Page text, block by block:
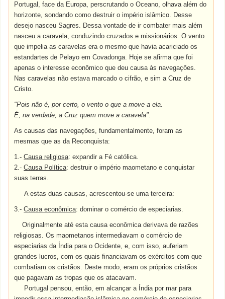
Portugal, face da Europa, perscrutando o Oceano, olhava além do
horizonte, sondando como destruir o império islâmico. Desse
desejo nasceu Sagres. Dessa vontade de ir combater mais além
nasceu a caravela, conduzindo cruzados e missionários. O vento
que impelia as caravelas era o mesmo que havia acariciado os
estandartes de Pelayo em Covadonga. Hoje se afirma que foi
apenas o interesse econômico que deu causa às navegações.
Nas caravelas não estava marcado o cifrão, e sim a Cruz de
Cristo.
"Pois não é, por certo, o vento o que a move a ela.
É, na verdade, a Cruz quem move a caravela".
As causas das navegações, fundamentalmente, foram as
mesmas que as da Reconquista:
1.-Causa religiosa: expandir a Fé católica.
2.-Causa Política: destruir o império maometano e conquistar
suas terras.
A estas duas causas, acrescentou-se uma terceira:
3.-Causa econômica: dominar o comércio de especiarias.
Originalmente até esta causa econômica derivava de razões
religiosas. Os maometanos intermediavam o comércio de
especiarias da Índia para o Ocidente, e, com isso, auferiam
grandes lucros, com os quais financiavam os exércitos com que
combatiam os cristãos. Deste modo, eram os próprios cristãos
que pagavam as tropas que os atacavam.
Portugal pensou, então, em alcançar a Índia por mar para